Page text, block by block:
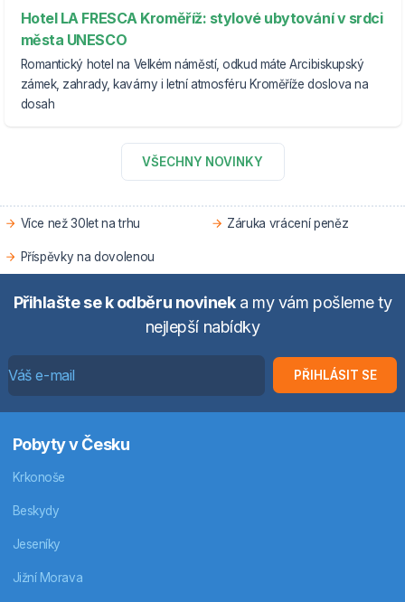
Hotel LA FRESCA Kroměříž: stylové ubytování v srdci
města UNESCO
Romantický hotel na Velkém náměstí, odkud máte Arcibiskupský
zámek, zahrady, kavárny i letní atmosféru Kroměříže doslova na
dosah
VŠECHNY NOVINKY
Více než 30let na trhu Záruka vrácení peněz
Příspěvky na dovolenou
Přihlašte se k odběru novineka my vám pošleme ty
nejlepší nabídky
PŘIHLÁSIT SE
Pobyty v Česku
Krkonoše
Beskydy
Jeseníky
Jižní Morava